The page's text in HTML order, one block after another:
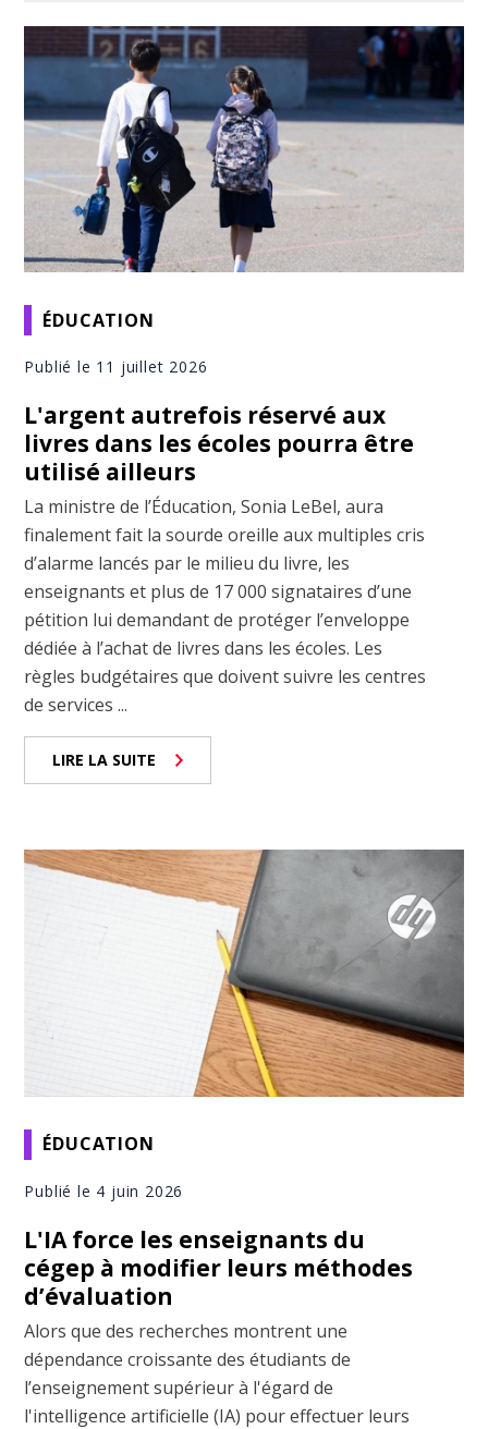
ÉDUCATION
Publié le 11 juillet 2026
L'argent autrefois réservé aux
livres dans les écoles pourra être
utilisé ailleurs
La ministre de l’Éducation, Sonia LeBel, aura
finalement fait la sourde oreille aux multiples cris
d’alarme lancés par le milieu du livre, les
enseignants et plus de 17 000 signataires d’une
pétition lui demandant de protéger l’enveloppe
dédiée à l’achat de livres dans les écoles. Les
règles budgétaires que doivent suivre les centres
de services ...
LIRE LA SUITE
ÉDUCATION
Publié le 4 juin 2026
L'IA force les enseignants du
cégep à modifier leurs méthodes
d’évaluation
Alors que des recherches montrent une
dépendance croissante des étudiants de
l’enseignement supérieur à l'égard de
l'intelligence artificielle (IA) pour effectuer leurs